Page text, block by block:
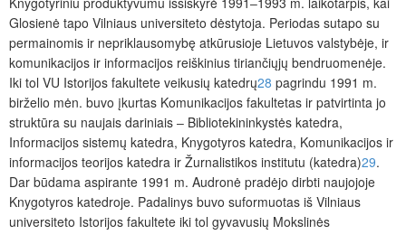
Glosienė tapo Vilniaus universiteto dėstytoja. Periodas sutapo su
permainomis ir nepriklausomybę atkūrusioje Lietuvos valstybėje, ir
komunikacijos ir informacijos reiškinius tiriančiųjų bendruomenėje.
Iki tol VU Istorijos fakultete veikusių katedrų28 pagrindu 1991 m.
birželio mėn. buvo įkurtas Komunikacijos fakultetas ir patvirtinta jo
struktūra su naujais dariniais ‒ Bibliotekininkystės katedra,
Informacijos sistemų katedra, Knygotyros katedra, Komunikacijos ir
informacijos teorijos katedra ir Žurnalistikos institutu (katedra)29.
Dar būdama aspirante 1991 m. Audronė pradėjo dirbti naujojoje
Knygotyros katedroje. Padalinys buvo suformuotas iš Vilniaus
universiteto Istorijos fakultete iki tol gyvavusių Mokslinės